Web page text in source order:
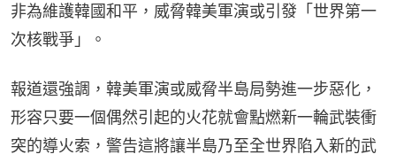
非為維護韓國和平，威脅韓美軍演或引發「世界第一
次核戰爭」。
報道還強調，韓美軍演或威脅半島局勢進一步惡化，
形容只要一個偶然引起的火花就會點燃新一輪武裝衝
突的導火索，警告這將讓半島乃至全世界陷入新的武